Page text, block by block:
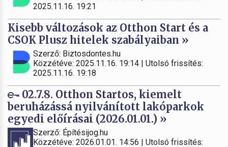
2025.11.16. 19:21
Kisebb változások az Otthon Start és a
CSOK Plusz hitelek szabályaiban »
Szerző: Biztosdontes.hu
Közzétéve: 2025.11.16. 19:14 | Utolsó frissítés:
2025.11.16. 19:18
02.7.8. Otthon Startos, kiemelt
beruházássá nyilvánított lakóparkok
egyedi előírásai (2026.01.01.) »
Szerző: Építésijog.hu
Közzétéve: 2026.01.01. 14:56 | Utolsó frissítés: